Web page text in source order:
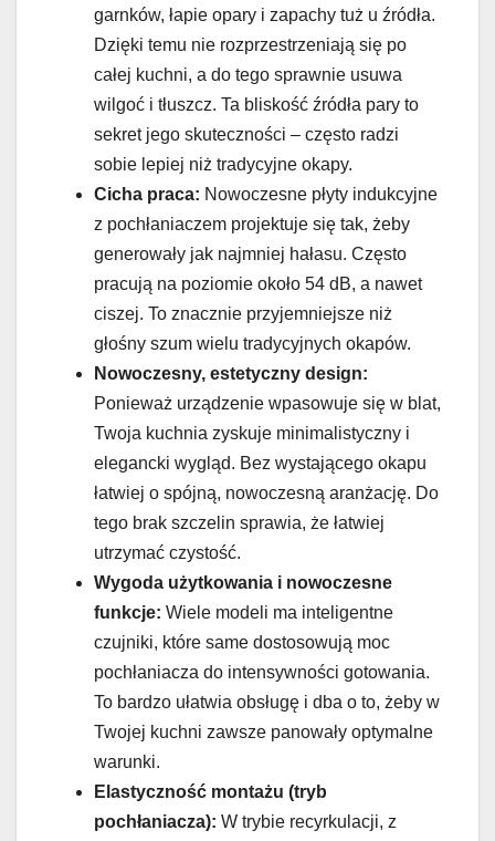
garnków, łapie opary i zapachy tuż u źródła.
Dzięki temu nie rozprzestrzeniają się po
całej kuchni, a do tego sprawnie usuwa
wilgoć i tłuszcz. Ta bliskość źródła pary to
sekret jego skuteczności – często radzi
sobie lepiej niż tradycyjne okapy.
Cicha praca: Nowoczesne płyty indukcyjne
z pochłaniaczem projektuje się tak, żeby
generowały jak najmniej hałasu. Często
pracują na poziomie około 54 dB, a nawet
ciszej. To znacznie przyjemniejsze niż
głośny szum wielu tradycyjnych okapów.
Nowoczesny, estetyczny design:
Ponieważ urządzenie wpasowuje się w blat,
Twoja kuchnia zyskuje minimalistyczny i
elegancki wygląd. Bez wystającego okapu
łatwiej o spójną, nowoczesną aranżację. Do
tego brak szczelin sprawia, że łatwiej
utrzymać czystość.
Wygoda użytkowania i nowoczesne
funkcje: Wiele modeli ma inteligentne
czujniki, które same dostosowują moc
pochłaniacza do intensywności gotowania.
To bardzo ułatwia obsługę i dba o to, żeby w
Twojej kuchni zawsze panowały optymalne
warunki.
Elastyczność montażu (tryb
pochłaniacza): W trybie recyrkulacji, z